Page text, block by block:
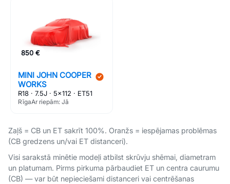
850 €
MINI JOHN COOPER
WORKS
R18 · 7.5J · 5×112 · ET51
RīgaAr riepām: Jā
Zaļš = CB un ET sakrīt 100%. Oranžs = iespējamas problēmas
(CB gredzens un/vai ET distanceri).
Visi sarakstā minētie modeļi atbilst skrūvju shēmai, diametram
un platumam. Pirms pirkuma pārbaudiet ET un centra caurumu
(CB) — var būt nepieciešami distanceri vai centrēšanas